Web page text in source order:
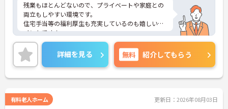
残業もほとんどないので、プライベートや家庭との
両立もしやすい環境です。
住宅手当等の福利厚生も充実しているのも嬉しいポ
イントです！
ご興味ある方には、面接対策ポイントなど、さらに
詳細をお話しいたしますのでお気軽にご相談くださ
い！
詳細を見る 無料 紹介してもらう
有料老人ホーム 更新日：2026年08月03日